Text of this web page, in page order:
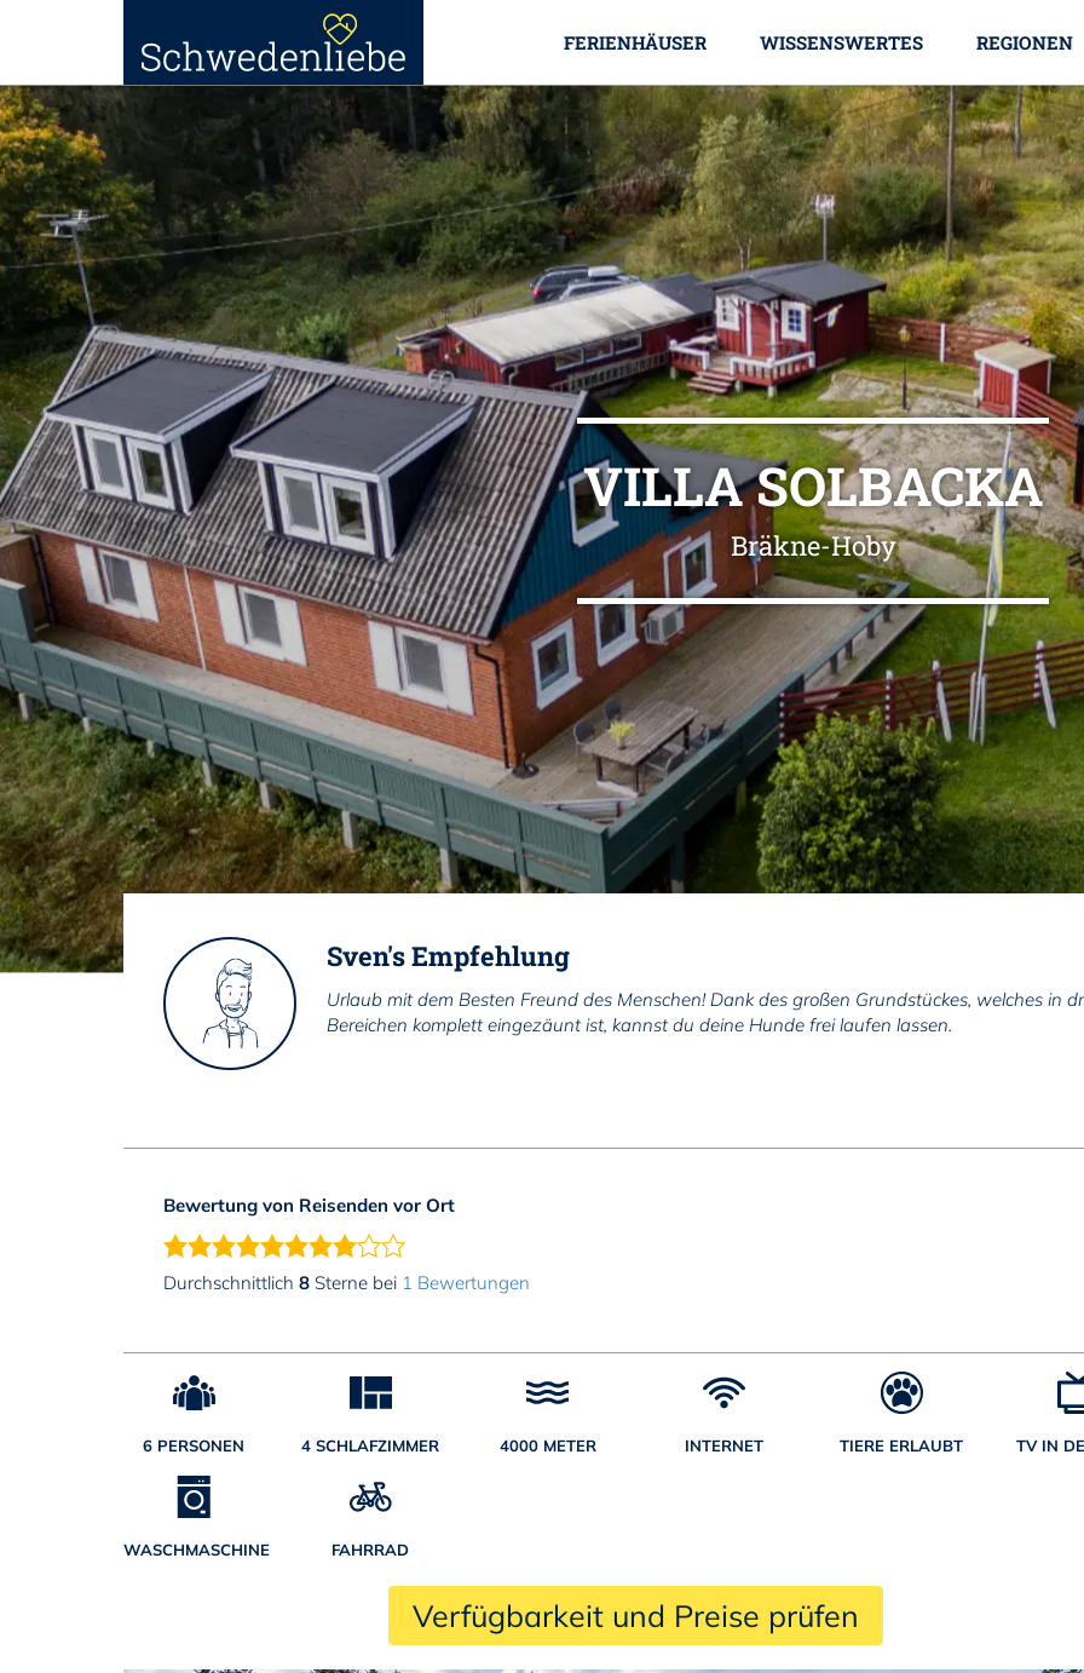
FERIENHÄUSER WISSENSWERTES REGIONEN
VILLA SOLBACKA
Bräkne-Hoby
Sven's Empfehlung
Urlaub mit dem Besten Freund des Menschen! Dank des großen Grundstückes, welches in
Bereichen komplett eingezäunt ist, kannst du deine Hunde frei laufen lassen.
Bewertung von Reisenden vor Ort
Durchschnittlich 8 Sterne bei 1 Bewertungen
6 PERSONEN 4 SCHLAFZIMMER 4000 METER INTERNET TIERE ERLAUBT TV IN
WASCHMASCHINE FAHRRAD
Verfügbarkeit und Preise prüfen